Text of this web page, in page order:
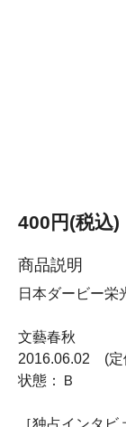
400円(税込)
商品説明
日本ダービー栄
文藝春秋
2016.06.02 (定
状態：Ｂ
［独占インタ